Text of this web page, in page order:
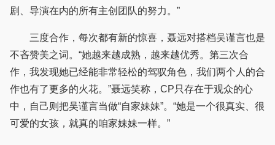
剧、导演在内的所有主创团队的努力。”
三度合作，每次都有新的惊喜，聂远对搭档吴谨言也是
不吝赞美之词。“她越来越成熟，越来越优秀。第三次合
作，我发现她已经能非常轻松的驾驭角色，我们两个人的合
作也有了更多的火花。”聂远笑称，CP只存在于观众的心
中，自己则把吴谨言当做“自家妹妹”。“她是一个很真实、很
可爱的女孩，就真的咱家妹妹一样。”